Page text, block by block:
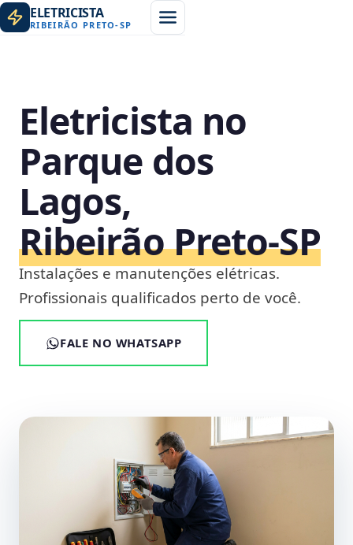
ELETRICISTA
RIBEIRÃO PRETO-SP
Eletricista no
Parque dos
Lagos,
Ribeirão Preto‑SP
Instalações e manutenções elétricas.
Profissionais qualificados perto de você.
FALE NO WHATSAPP